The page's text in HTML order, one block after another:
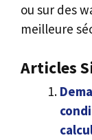
ou sur des
meilleure
Articles